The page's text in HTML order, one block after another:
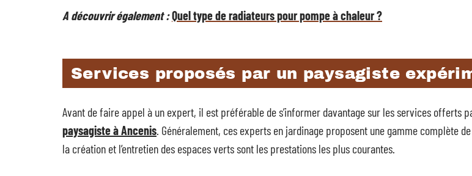
A découvrir également :Quel type de radiateurs pour pompe à chaleur ?
Services proposés par un paysagiste
Avant de faire appel à un expert, il est préférable de s’informer davantage sur les services offerts
paysagiste à Ancenis. Généralement, ces experts en jardinage proposent une gamme complète
la création et l’entretien des espaces verts sont les prestations les plus courantes.